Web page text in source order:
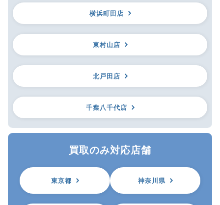
横浜町田店
東村山店
北戸田店
千葉八千代店
買取のみ対応店舗
東京都 神奈川県